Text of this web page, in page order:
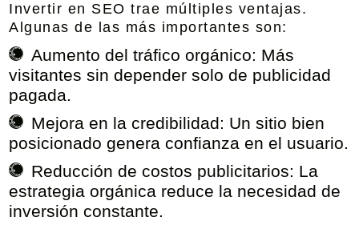
Invertir en SEO trae múltiples ventajas.
Algunas de las más importantes son:
Aumento del tráfico orgánico: Más
visitantes sin depender solo de publicidad
pagada.
Mejora en la credibilidad: Un sitio bien
posicionado genera confianza en el usuario.
Reducción de costos publicitarios: La
estrategia orgánica reduce la necesidad de
inversión constante.